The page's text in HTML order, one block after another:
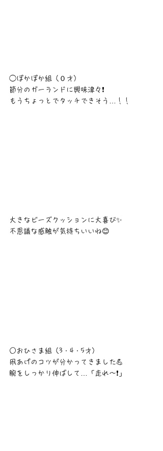
◯ぽかぽか組（０才）
節分のガーランドに興味津々❗
もうちょっとでタッチできそう…！！
大きなビーズクッションに大喜び✨
不思議な感触が気持ちいいね😊
○おひさま組（3・4・5才）
凧あげのコツが分かってきました💪
腕をしっかり伸ばして…「走れ〜❗」